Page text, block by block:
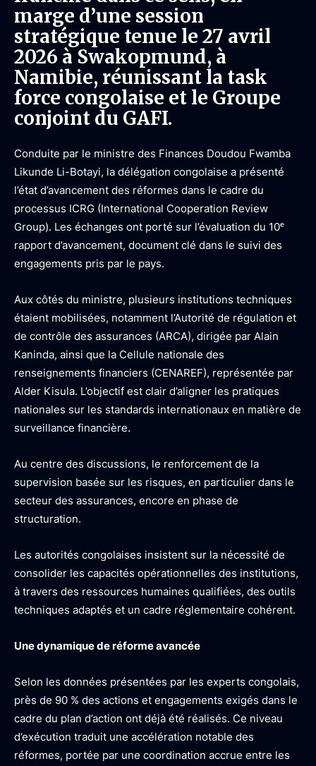
marge d’une session
stratégique tenue le 27 avril
2026 à Swakopmund, à
Namibie, réunissant la task
force congolaise et le Groupe
conjoint du GAFI.
Conduite par le ministre des Finances Doudou Fwamba
Likunde Li-Botayi, la délégation congolaise a présenté
l’état d’avancement des réformes dans le cadre du
processus ICRG (International Cooperation Review
Group). Les échanges ont porté sur l’évaluation du 10ᵉ
rapport d’avancement, document clé dans le suivi des
engagements pris par le pays.
Aux côtés du ministre, plusieurs institutions techniques
étaient mobilisées, notamment l’Autorité de régulation et
de contrôle des assurances (ARCA), dirigée par Alain
Kaninda, ainsi que la Cellule nationale des
renseignements financiers (CENAREF), représentée par
Alder Kisula. L’objectif est clair d’aligner les pratiques
nationales sur les standards internationaux en matière de
surveillance financière.
Au centre des discussions, le renforcement de la
supervision basée sur les risques, en particulier dans le
secteur des assurances, encore en phase de
structuration.
Les autorités congolaises insistent sur la nécessité de
consolider les capacités opérationnelles des institutions,
à travers des ressources humaines qualifiées, des outils
techniques adaptés et un cadre réglementaire cohérent.
Une dynamique de réforme avancée
Selon les données présentées par les experts congolais,
près de 90 % des actions et engagements exigés dans le
cadre du plan d’action ont déjà été réalisés. Ce niveau
d’exécution traduit une accélération notable des
réformes, portée par une coordination accrue entre les